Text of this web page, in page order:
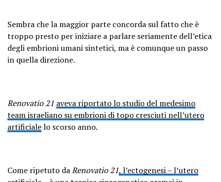
Sembra che la maggior parte concorda sul fatto che è
troppo presto per iniziare a parlare seriamente dell’etica
degli embrioni umani sintetici, ma è comunque un passo
in quella direzione.
Renovatio 21 aveva riportato lo studio del medesimo
team israeliano su embrioni di topo cresciuti nell’utero
artificialelo scorso anno.
Come ripetuto daRenovatio 21, l’ectogenesi – l’utero